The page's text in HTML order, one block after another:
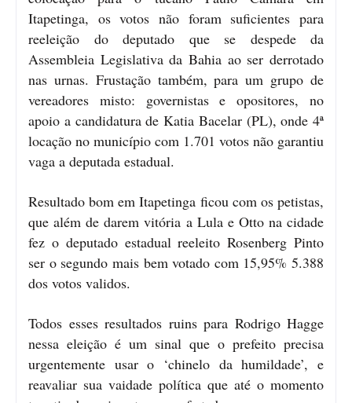
Itapetinga, os votos não foram suficientes para
reeleição do deputado que se despede da
Assembleia Legislativa da Bahia ao ser derrotado
nas urnas. Frustação também, para um grupo de
vereadores misto: governistas e opositores, no
apoio a candidatura de Katia Bacelar (PL), onde 4ª
locação no município com 1.701 votos não garantiu
vaga a deputada estadual.
Resultado bom em Itapetinga ficou com os petistas,
que além de darem vitória a Lula e Otto na cidade
fez o deputado estadual reeleito Rosenberg Pinto
ser o segundo mais bem votado com 15,95% 5.388
dos votos validos.
Todos esses resultados ruins para Rodrigo Hagge
nessa eleição é um sinal que o prefeito precisa
urgentemente usar o ‘chinelo da humildade’, e
reavaliar sua vaidade política que até o momento